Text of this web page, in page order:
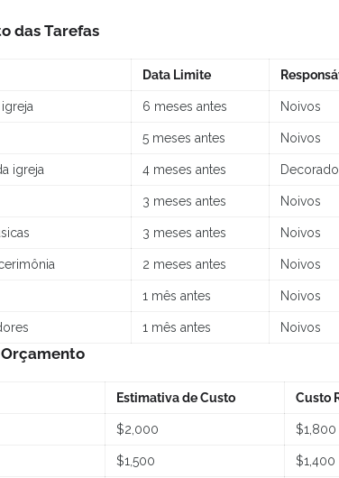
das Tarefas
Data Limite
6 meses antes Noivos
5 meses antes Noivos
igreja 4 meses antes
3 meses antes Noivos
3 meses antes Noivos
2 meses antes Noivos
1 mês antes Noivos
1 mês antes Noivos
Estimativa de Custo Custo
$2,000 $1,800
$1,500 $1,400